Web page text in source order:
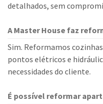
detalhados, sem
A Master House faz
Sim. Reformamos
pontos elétricos e
necessidades do cliente.
É possível reformar